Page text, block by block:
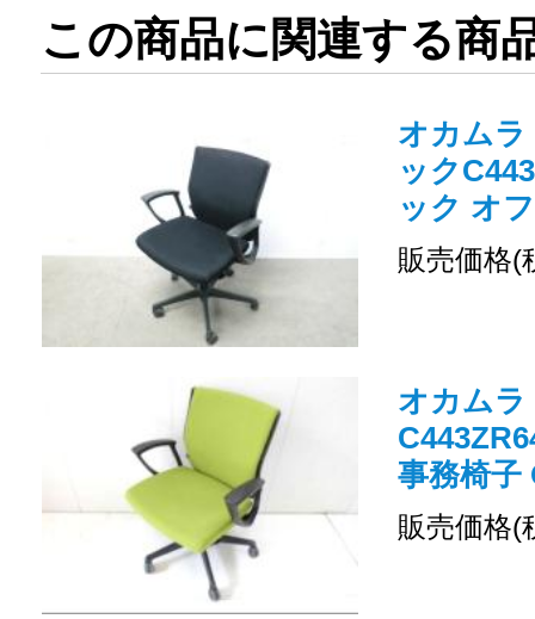
この商品に関連する商
オカム
ック
ック オ
販売価格(
オカム
事務椅子
販売価格(